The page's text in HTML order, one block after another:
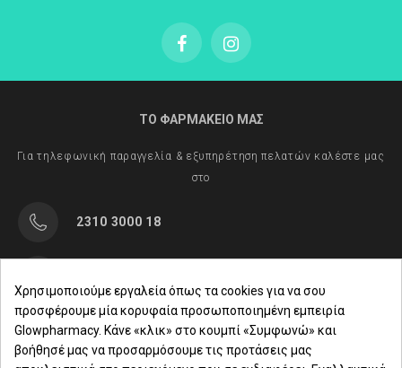
ΤΟ ΦΑΡΜΑΚΕΙΟ ΜΑΣ
Για τηλεφωνική παραγγελία & εξυπηρέτηση πελατών καλέστε μας
στο
2310 3000 18
Δευ. - Παρ.: 8:00 - 21:00
Σάββατο: 09:00-15:00
Χρησιμοποιούμε εργαλεία όπως τα cookies για να σου
προσφέρουμε μία κορυφαία προσωποποιημένη εμπειρία
Glowpharmacy. Κάνε «κλικ» στο κουμπί «Συμφωνώ» και
βοήθησέ μας να προσαρμόσουμε τις προτάσεις μας